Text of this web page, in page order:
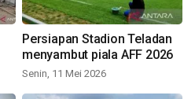
Persiapan Stadion Teladan
menyambut piala AFF 2026
Senin, 11 Mei 2026